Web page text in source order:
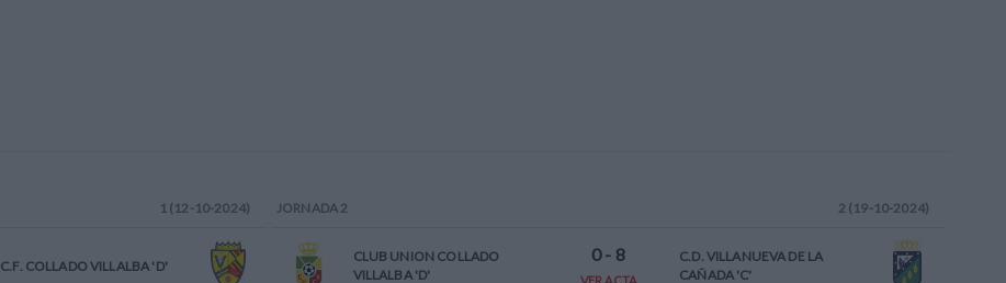
1 (12-10-2024)
C.F. COLLADO VILLALBA 'D'
JORNADA 2 2 (19-10-2024)
CLUB UNION COLLADO
VILLALBA 'D'
0- 8
C.D. VILLANUEVA DE LA
CAÑADA 'C'